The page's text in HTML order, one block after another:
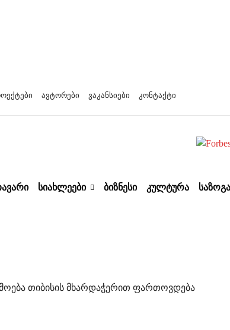
ავტორები ვაკანსიები კონტაქტი
ᲡᲘᲐᲮᲚᲔᲔᲑᲘ ᲑᲘᲖᲜᲔᲡᲘ ᲙᲣᲚᲢᲣᲠᲐ
თიბისის მხარდაჭერით ფართოვდება